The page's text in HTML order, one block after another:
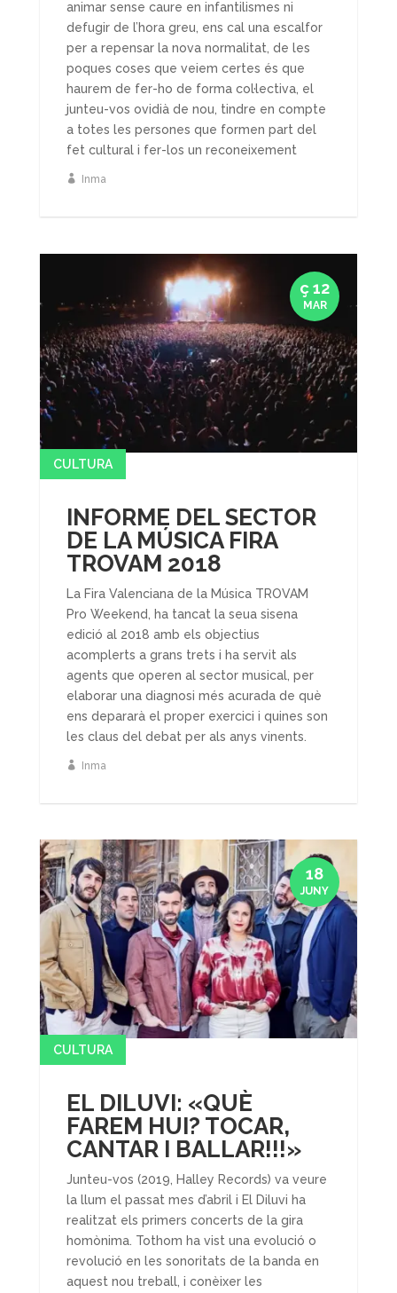
animar sense caure en infantilismes ni
defugir de l’hora greu, ens cal una escalfor
per a repensar la nova normalitat, de les
poques coses que veiem certes és que
haurem de fer-ho de forma col·lectiva, el
junteu-vos ovidià de nou, tindre en compte
a totes les persones que formen part del
fet cultural i fer-los un reconeixement
Inma
INFORME DEL SECTOR
DE LA MÚSICA FIRA
TROVAM 2018
CULTURA
La Fira Valenciana de la Música TROVAM
Pro Weekend, ha tancat la seua sisena
edició al 2018 amb els objectius
acomplerts a grans trets i ha servit als
agents que operen al sector musical, per
elaborar una diagnosi més acurada de què
ens depararà el proper exercici i quines son
les claus del debat per als anys vinents.
Inma
ç 12
MAR
EL DILUVI: «QUÈ
FAREM HUI? TOCAR,
CANTAR I BALLAR!!!»
CULTURA
Junteu-vos (2019, Halley Records) va veure
la llum el passat mes d’abril i El Diluvi ha
realitzat els primers concerts de la gira
homònima. Tothom ha vist una evolució o
revolució en les sonoritats de la banda en
aquest nou treball, i conèixer les
18
JUNY